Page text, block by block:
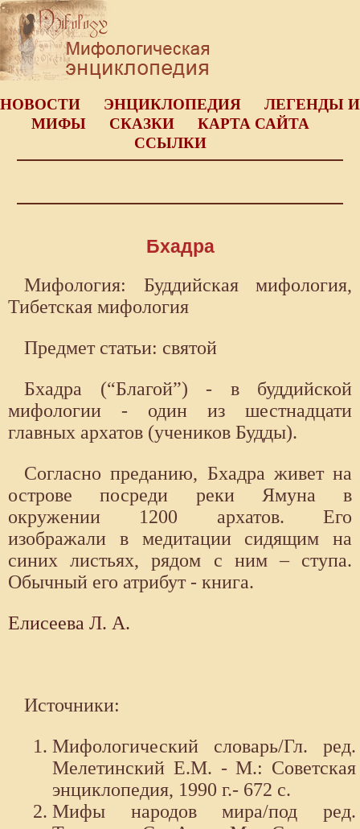
НОВОСТИ ЭНЦИКЛОПЕДИЯ
ЛЕГЕНДЫ И
МИФЫ
СКАЗКИ
КАРТА САЙТА
ССЫЛКИ
Бхадра
Мифология: Буддийская мифология,
Тибетская мифология
Предмет статьи: святой
Бхадра (“Благой”) - в буддийской
мифологии - один из шестнадцати
главных архатов (учеников Будды).
Согласно преданию, Бхадра живет на
острове посреди реки Ямуна в
окружении 1200 архатов. Его
изображали в медитации сидящим на
синих листьях, рядом с ним – ступа.
Обычный его атрибут - книга.
Елисеева Л. А.
Источники:
Мифологический словарь/Гл. ред.
Мелетинский Е.М. - М.: Советская
энциклопедия, 1990 г.- 672 с.
Мифы народов мира/под ред.